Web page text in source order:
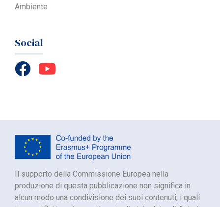
Ambiente
Social
Il supporto della Commissione Europea nella
produzione di questa pubblicazione non significa in
alcun modo una condivisione dei suoi contenuti, i quali